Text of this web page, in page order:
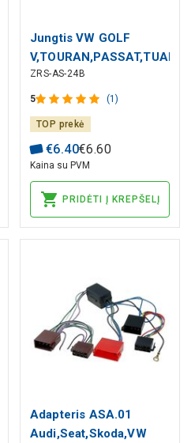
Jungtis VW GOLF
2002 - ISO
ZRS-AS-24B
5 (1)
TOP prekė
€6.40€6.60
Kaina su PVM
PRIDĖTI Į KREPŠELĮ
Adapteris ASA.01
Audi,Seat,Skoda,VW